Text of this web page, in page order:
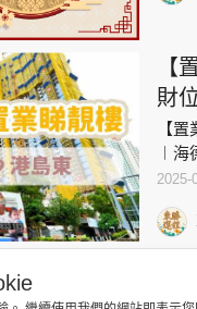
【
財
【
︱
（
港樓
2025-